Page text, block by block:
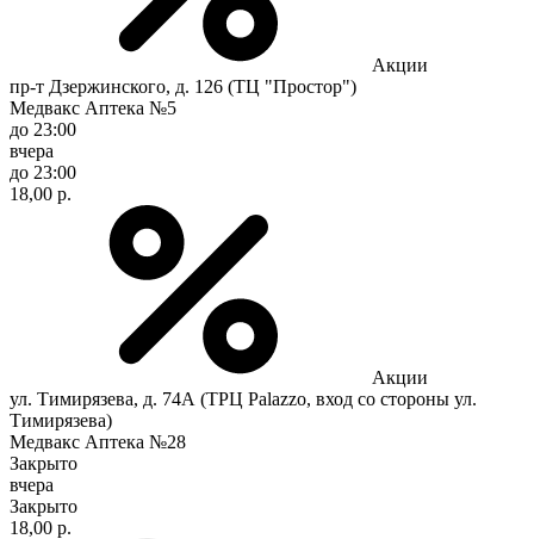
Акции
пр-т Дзержинского, д. 126 (ТЦ "Простор")
Медвакс Аптека №5
до 23:00
вчера
до 23:00
18,00 р.
Акции
ул. Тимирязева, д. 74А (ТРЦ Palazzo, вход со стороны ул.
Тимирязева)
Медвакс Аптека №28
Закрыто
вчера
Закрыто
18,00 р.